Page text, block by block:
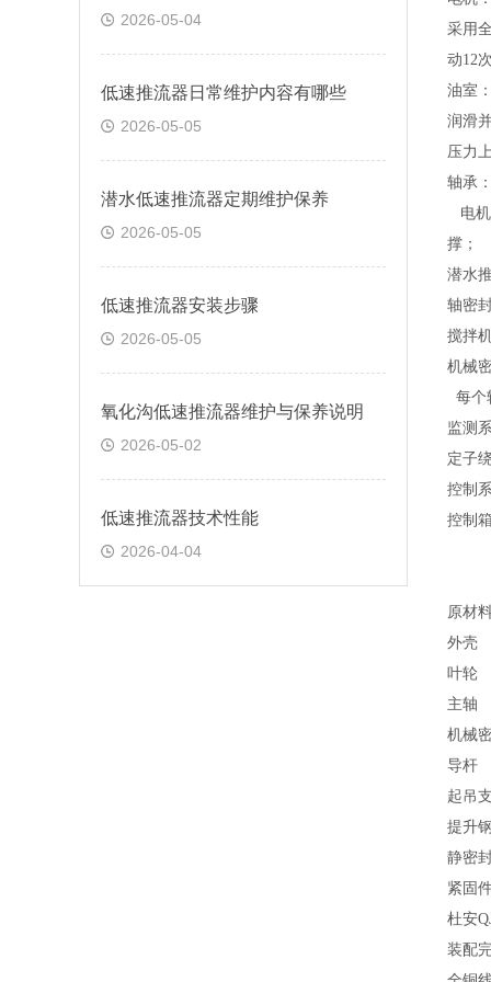
2026-05-04
低速推流器日常维护内容有哪些
2026-05-05
潜水低速推流器定期维护保养
2026-05-05
低速推流器安装步骤
2026-05-05
氧化沟低速推流器维护与保养说明
2026-05-02
低速推流器技术性能
2026-04-04
采用
动12
油室
润滑
压力
轴承
电
撑；
潜水
轴密
搅拌
机械
每个
监测
定子
控制
控制
原材
外壳
叶轮
主轴
机械
导杆
起吊
提升
静密
紧固
杜安
装配